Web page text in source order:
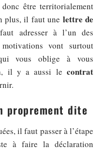
être territorialement
plus, il faut une lettre de
adresser à l’un des
vont surtout
vous oblige à vous
il y a aussi le contrat
proprement dite
il faut passer à l’étape
à faire la déclaration